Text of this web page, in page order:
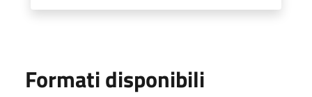
Formati disponibili